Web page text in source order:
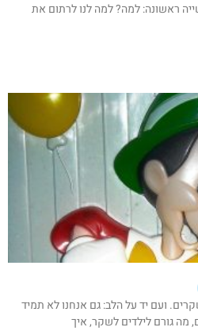
ראשונה: למה? למה לנו לרתום את
ועם יד על הלב: גם אנחנו לא תמיד
מה גורם לילדים לשקר, איך